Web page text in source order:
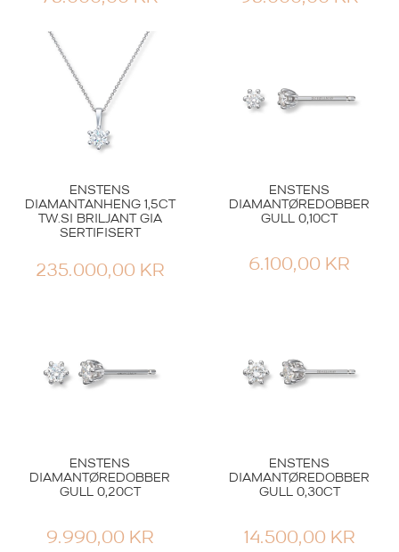
ENSTENS
DIAMANTANHENG 1,5CT
TW.SI BRILJANT GIA
SERTIFISERT
235.000,00 KR
ENSTENS
DIAMANTØREDOBBER
GULL 0,10CT
6.100,00 KR
ENSTENS
DIAMANTØREDOBBER
GULL 0,20CT
9.990,00 KR
ENSTENS
DIAMANTØREDOBBER
GULL 0,30CT
14.500,00 KR